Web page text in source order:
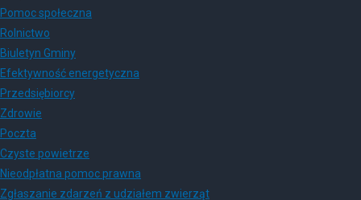
Pomoc społeczna
Rolnictwo
Biuletyn Gminy
Efektywność energetyczna
Przedsiębiorcy
Zdrowie
Poczta
Czyste powietrze
Nieodpłatna pomoc prawna
Zgłaszanie zdarzeń z udziałem zwierząt